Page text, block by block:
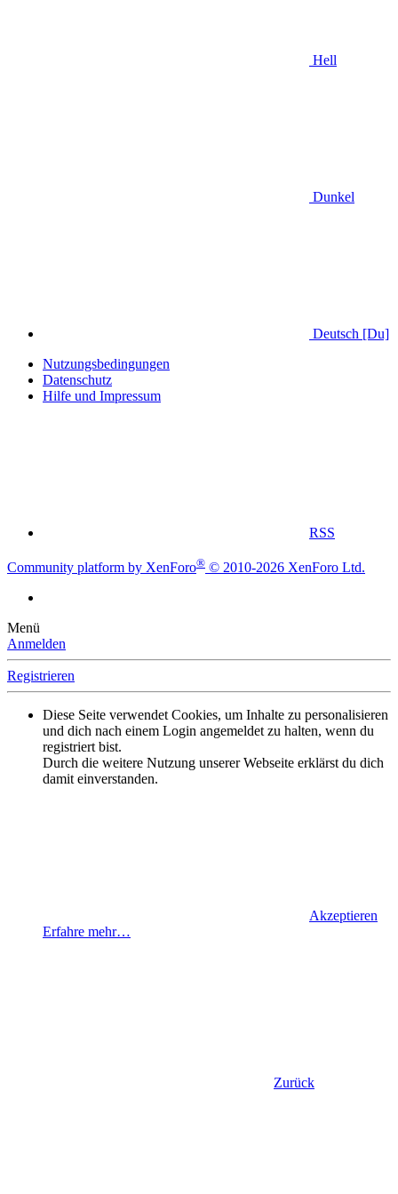
Hell
Dunkel
Deutsch [Du]
Nutzungsbedingungen
Datenschutz
Hilfe und Impressum
RSS
Community platform by XenForo® © 2010-2026 XenForo Ltd.
Menü
Anmelden
Registrieren
Diese Seite verwendet Cookies, um Inhalte zu personalisieren
und dich nach einem Login angemeldet zu halten, wenn du
registriert bist.
Durch die weitere Nutzung unserer Webseite erklärst du dich
damit einverstanden.
Akzeptieren
Erfahre mehr…
Zurück